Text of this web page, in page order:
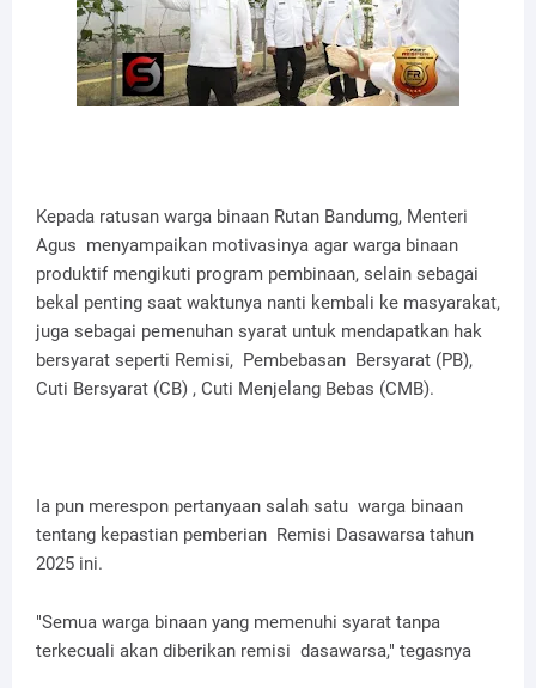
Kepada ratusan warga binaan Rutan Bandumg, Menteri
Agus menyampaikan motivasinya agar warga binaan
produktif mengikuti program pembinaan, selain sebagai
bekal penting saat waktunya nanti kembali ke masyarakat,
juga sebagai pemenuhan syarat untuk mendapatkan hak
bersyarat seperti Remisi, Pembebasan Bersyarat (PB),
Cuti Bersyarat (CB) , Cuti Menjelang Bebas (CMB).
Ia pun merespon pertanyaan salah satu warga binaan
tentang kepastian pemberian Remisi Dasawarsa tahun
2025 ini.
"Semua warga binaan yang memenuhi syarat tanpa
terkecuali akan diberikan remisi dasawarsa," tegasnya